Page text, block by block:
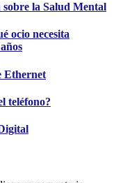
la Salud Mental
ocio necesita
Ethernet
teléfono?